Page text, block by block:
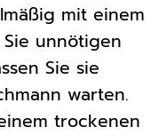
mit einem
unnötigen
Sie sie
warten.
trockenen